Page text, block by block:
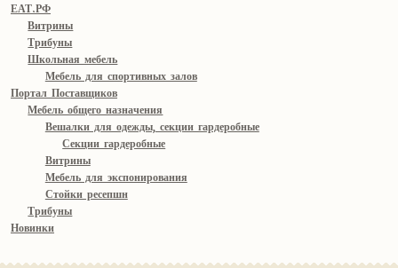
ЕАТ.РФ
Витрины
Трибуны
Школьная мебель
Мебель для спортивных залов
Портал Поставщиков
Мебель общего назначения
Вешалки для одежды, секции гардеробные
Секции гардеробные
Витрины
Мебель для экспонирования
Стойки ресепшн
Трибуны
Новинки